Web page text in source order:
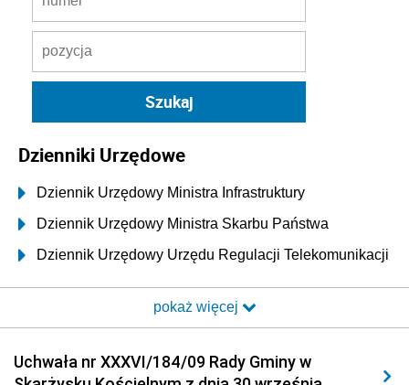
Dzienniki Urzędowe
Dziennik Urzędowy Ministra Infrastruktury
Dziennik Urzędowy Ministra Skarbu Państwa
Dziennik Urzędowy Urzędu Regulacji Telekomunikacji
Dziennik Urzędowy Ministra Transportu i Budownictwa
Elektronicznej
pokaż więcej
Uchwała nr XXXVI/184/09 Rady Gminy w